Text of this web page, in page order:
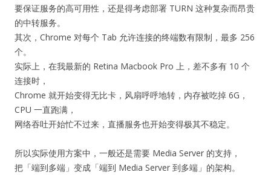
要保证服务的高可用性，还是得考虑部署 TURN 这种复杂而昂贵
的中转服务。
其次，Chrome 对每个 Tab 允许连接的终端数有限制，最多 256
个。
实际上，在我最新的 Retina Macbook Pro 上，差不多有 10 个
连接时，
Chrome 就开始变得无比卡，风扇呼呼地转，内存被吃掉 6G，
CPU 一直跑满，
网络吞吐开始忙不过来，直播服务也开始变得极其不稳定。
所以实际使用方案中，一般还是需要 Media Server 的支持，
把「端到多端」变成「端到 Media Server 到多端」的架构。